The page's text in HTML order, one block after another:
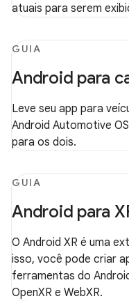
atuais para serem
GUIA
Android para
Leve seu app para
Android Automotive
para os dois.
GUIA
Android para
O Android XR é uma
isso, você pode criar
ferramentas do
OpenXR e WebXR.